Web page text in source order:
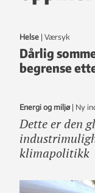
Helse | Værsyk
Dårlig
begrense
Energi og miljø | ny
Dette er den
klimapolitikk